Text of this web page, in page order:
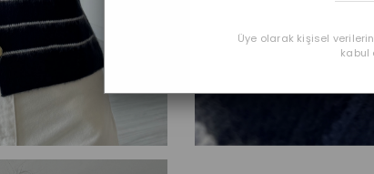
Üye olarak kişisel
kabul